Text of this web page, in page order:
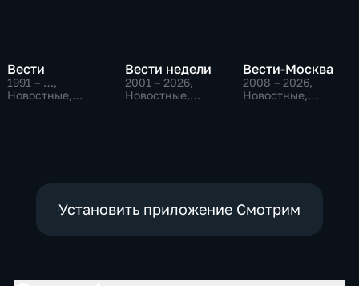
Вести
1991 – …,
Новостные,
Вести недели
2001 – 2026,
Новостные,
Вести-Москва
2008 – 2026,
Новостные,
Установить приложение Смотрим